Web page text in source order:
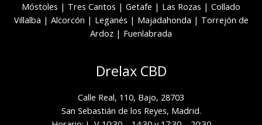
Móstoles | Tres Cantos | Getafe | Las Rozas | Collado
Villalba | Alcorcón | Leganés | Majadahonda | Torrejón de
Ardoz | Fuenlabrada
Drelax CBD
Calle Real, 110, Bajo, 28703
San Sebastián de los Reyes, Madrid.